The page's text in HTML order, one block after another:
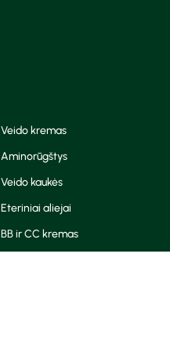
Veido kremas
Aminorūgštys
Veido kaukės
Eteriniai aliejai
BB ir CC kremas